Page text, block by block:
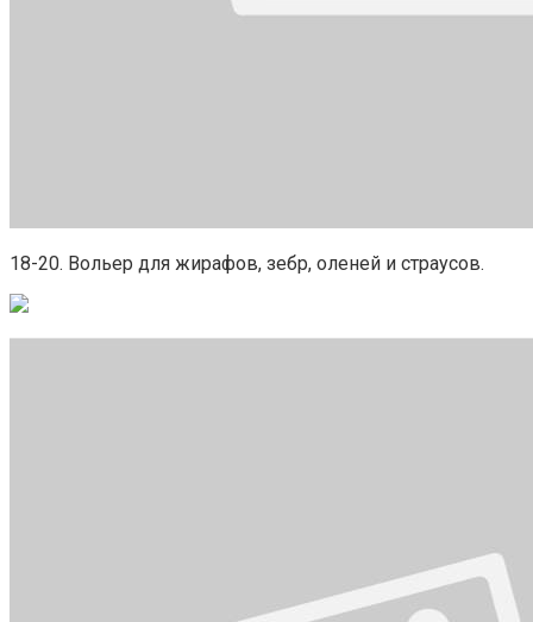
18-20. Вольер для жирафов, зебр, оленей и страусов.